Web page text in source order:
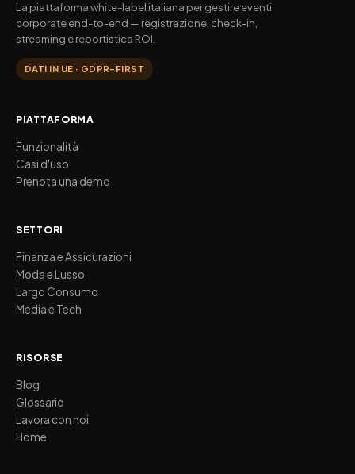
La piattaforma white-label italiana per gestire eventi
corporate end-to-end — registrazione, check-in,
streaming e reportistica ROI.
DATI IN UE · GDPR-FIRST
PIATTAFORMA
Funzionalità
Casi d'uso
Prenota una demo
SETTORI
Finanza e Assicurazioni
Moda e Lusso
Largo Consumo
Media e Tech
RISORSE
Blog
Glossario
Lavora con noi
Home